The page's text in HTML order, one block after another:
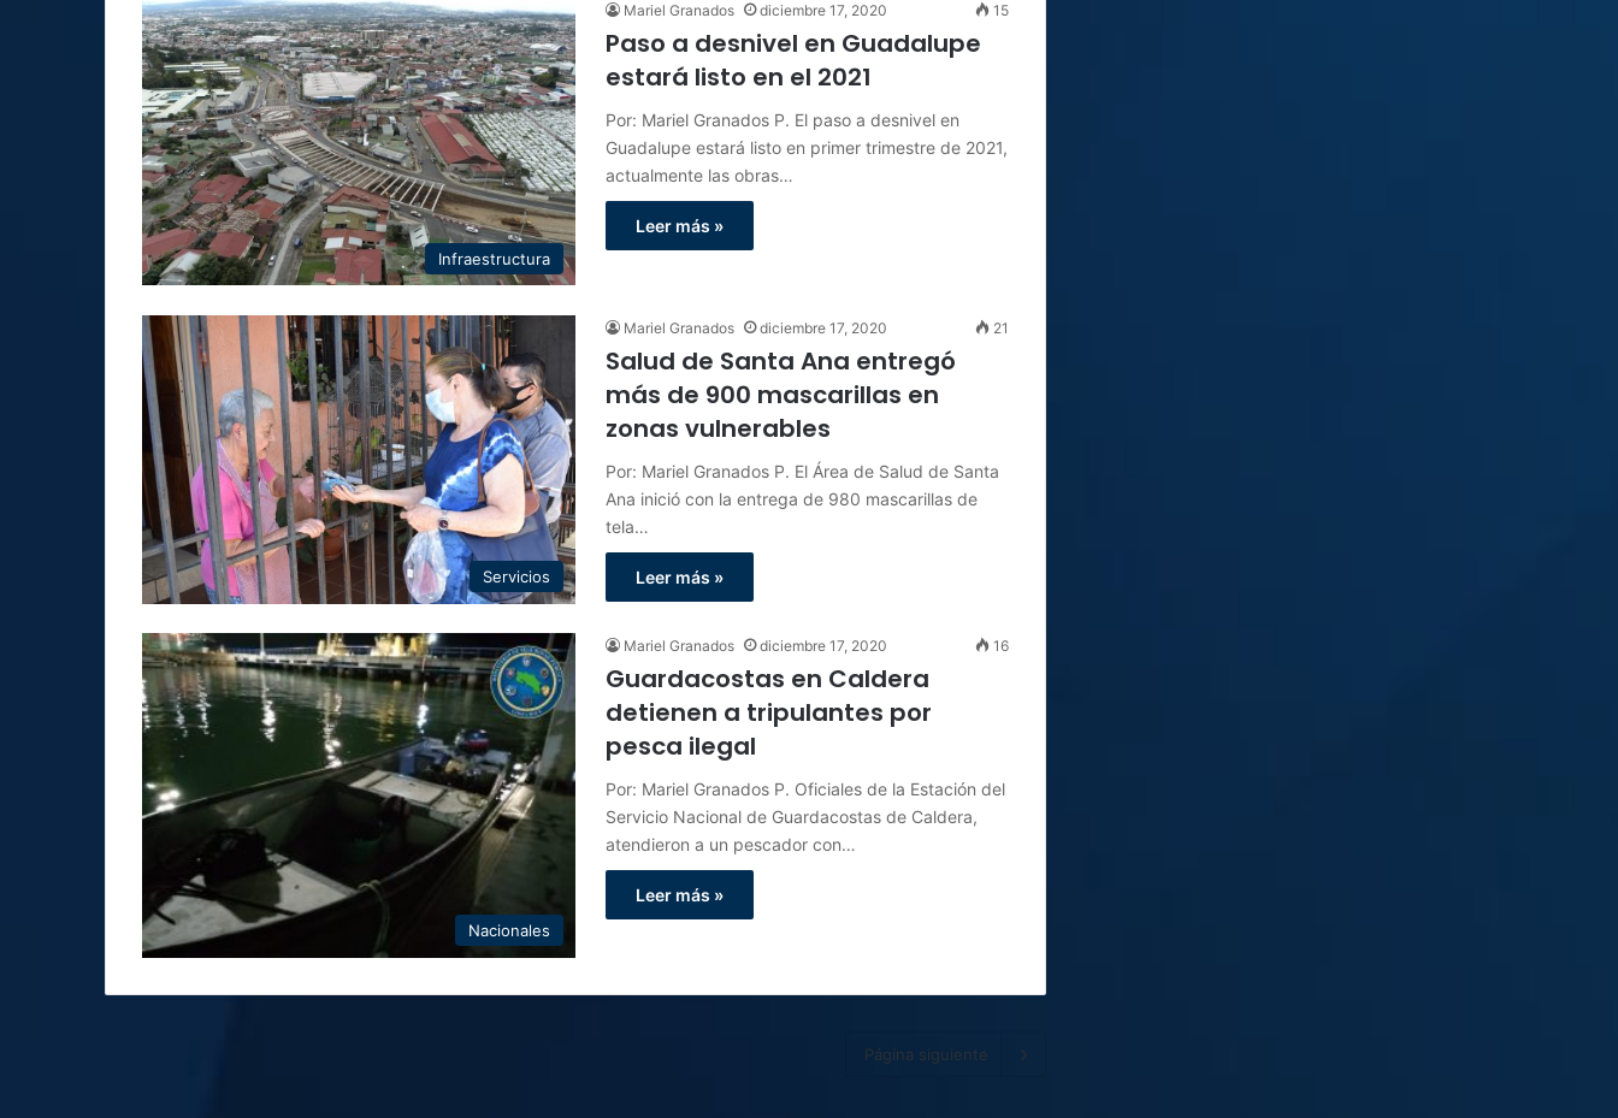
Infraestructura
Mariel Granados diciembre 17, 2020 15
Paso a desnivel en Guadalupe
estará listo en el 2021
Por: Mariel Granados P. El paso a desnivel en
Guadalupe estará listo en primer trimestre de 2021,
actualmente las obras…
Leer más »
Servicios
Mariel Granados diciembre 17, 2020 21
Salud de Santa Ana entregó
más de 900 mascarillas en
zonas vulnerables
Por: Mariel Granados P. El Área de Salud de Santa
Ana inició con la entrega de 980 mascarillas de
tela…
Leer más »
Nacionales
Mariel Granados diciembre 17, 2020 16
Guardacostas en Caldera
detienen a tripulantes por
pesca ilegal
Por: Mariel Granados P. Oficiales de la Estación del
Servicio Nacional de Guardacostas de Caldera,
atendieron a un pescador con…
Leer más »
Página siguiente